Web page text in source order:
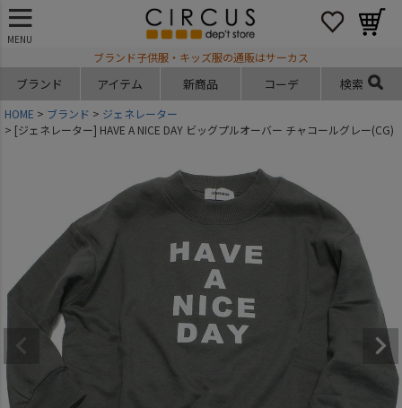
MENU
ブランド子供服・キッズ服の通販はサーカス
ブランド アイテム 新商品 コーデ 検索
HOME ブランド
ジェネレーター
[ジェネレーター] HAVE A NICE DAY ビッグプルオーバー チャコールグレー(CG)